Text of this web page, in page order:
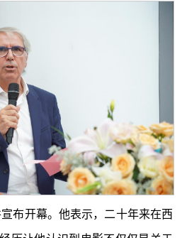
布开幕。他表示，二十年来在西